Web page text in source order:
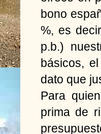
bono
%, es
p.b.)
básicos,
dato que
Para
prima de